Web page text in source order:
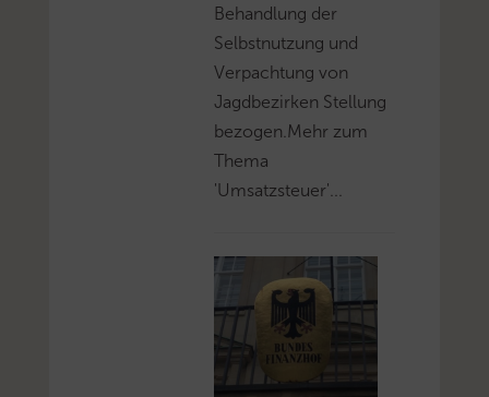
Behandlung der
Selbstnutzung und
Verpachtung von
Jagdbezirken Stellung
bezogen.Mehr zum
Thema
'Umsatzsteuer'...